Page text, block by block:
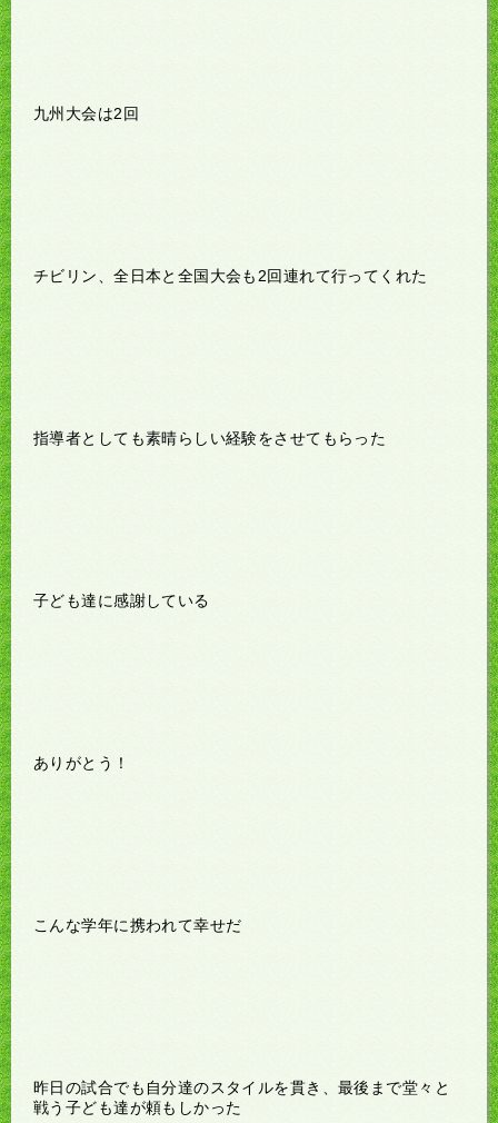
九州大会は2回
チビリン、全日本と全国大会も2回連れて行ってくれた
指導者としても素晴らしい経験をさせてもらった
子ども達に感謝している
ありがとう！
こんな学年に携われて幸せだ
昨日の試合でも自分達のスタイルを貫き、最後まで堂々と
戦う子ども達が頼もしかった